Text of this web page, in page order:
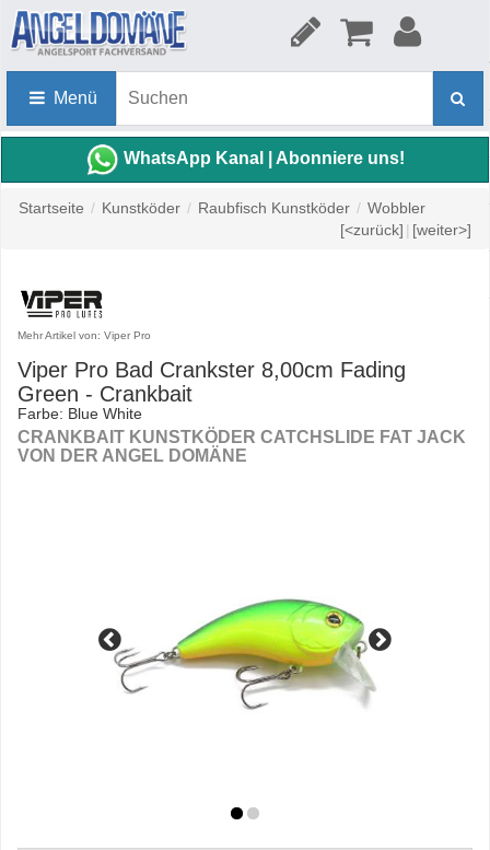
Menü
WhatsApp Kanal | Abonniere uns!
Startseite / Kunstköder / Raubfisch Kunstköder / Wobbler
[<zurück] | [weiter>]
Mehr Artikel von: Viper Pro
Viper Pro Bad Crankster 8,00cm Fading
Green - Crankbait
Farbe: Blue White
CRANKBAIT KUNSTKÖDER CATCHSLIDE FAT JACK
VON DER ANGEL DOMÄNE